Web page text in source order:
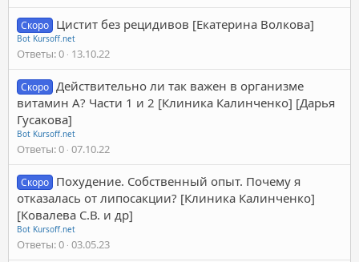
Скоро Цистит без рецидивов [Екатерина Волкова]
Bot Kursoff.net
Ответы 0 13.10.22
Скоро Действительно ли так важен в организме
витамин А? Части 1 и 2 [Клиника Калинченко] [Дарья
Гусакова]
Bot Kursoff.net
Ответы 0 07.10.22
Скоро Похудение. Собственный опыт. Почему я
отказалась от липосакции? [Клиника Калинченко]
[Ковалева С.В. и др]
Bot Kursoff.net
Ответы 0 03.05.23